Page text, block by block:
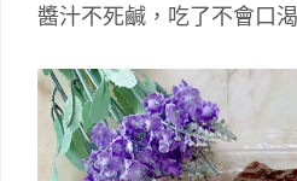
醬汁不死鹹，吃了不會口渴